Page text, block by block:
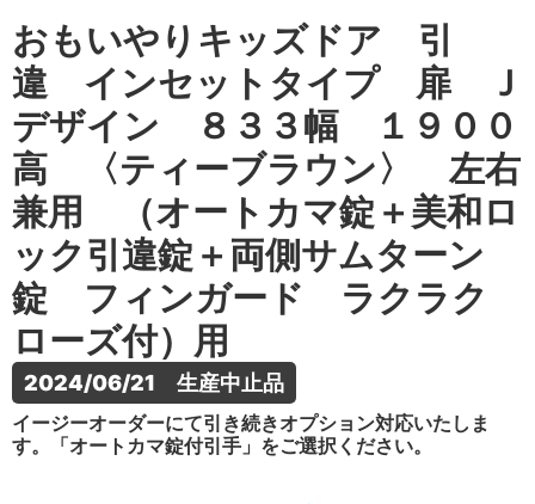
おもいやりキッズドア 引
違 インセットタイプ 扉 Ｊ
デザイン ８３３幅 １９００
高 〈ティーブラウン〉 左右
兼用 （オートカマ錠＋美和ロ
ック引違錠＋両側サムターン
錠 フィンガード ラクラク
ローズ付）用
2024/06/21　生産中止品
イージーオーダーにて引き続きオプション対応いたしま
す。「オートカマ錠付引手」をご選択ください。